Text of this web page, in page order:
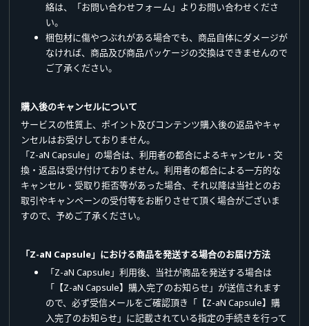
絡は、「お問い合わせフォーム」よりお問い合わせくださ
い。
梱包材に傷やつぶれがある場合でも、商品自体にダメージが
なければ、商品及び商品パッケージの交換はできませんので
ご了承ください。
購入後のキャンセルについて
サービスの性質上、ポイント及びコンテンツ購入後の返品やキャ
ンセルはお受けしておりません。
「Z-aN Capsule」の場合は、利用者の都合によるキャンセル・交
換・返品は受け付けておりません。利用者の都合による一方的な
キャンセル・受取り拒否等があった場合、それ以降は当社とのお
取引やキャンペーンの受付等をお断りさせて頂く場合がございま
すので、予めご了承ください。
「Z-aN Capsule」における商品を発送する場合のお届け方法
「Z-aN Capsule」利用後、当社が商品を発送する場合は
「【Z-aN Capsule】購入完了のお知らせ」が送信されます
ので、必ず受信メールをご確認頂き「【Z-aN Capsule】購
入完了のお知らせ」に記載されている指定の手続きを行って